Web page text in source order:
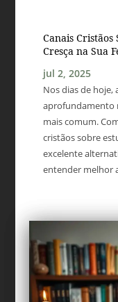
Canais
Cresça na Sua
jul 2, 2025
Nos dias de hoje,
aprofundamento
mais comum.
cristãos sobre
excelente
entender melhor